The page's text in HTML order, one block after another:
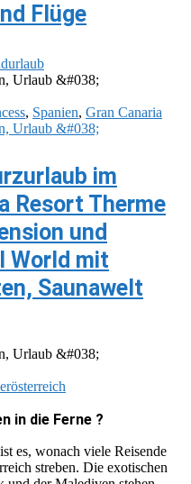
Flüge
, Spanien, Gran Canaria
im
Resort Therme
und
World mit
Saunawelt
in die Ferne ?
es, wonach viele Reisende
streben. Die exotischen